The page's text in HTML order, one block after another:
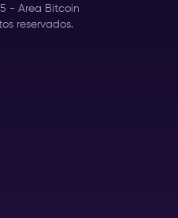
- Area Bitcoin
reservados.